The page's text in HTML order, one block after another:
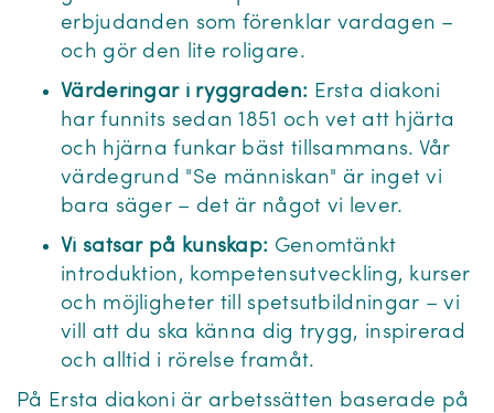
erbjudanden som förenklar vardagen –
och gör den lite roligare.
Värderingar i ryggraden: Ersta diakoni
har funnits sedan 1851 och vet att hjärta
och hjärna funkar bäst tillsammans. Vår
värdegrund "Se människan" är inget vi
bara säger – det är något vi lever.
Vi satsar på kunskap: Genomtänkt
introduktion, kompetensutveckling, kurser
och möjligheter till spetsutbildningar – vi
vill att du ska känna dig trygg, inspirerad
och alltid i rörelse framåt.
På Ersta diakoni är arbetssätten baserade på